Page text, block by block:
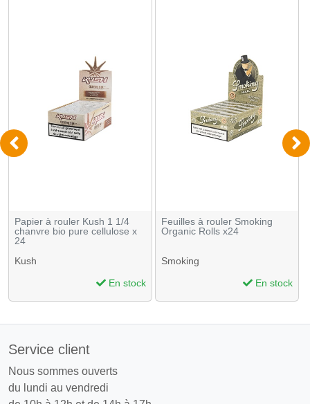
Papier à rouler Kush 1 1/4
chanvre bio pure cellulose x
24
Kush
En stock
Feuilles à rouler Smoking
Organic Rolls x24
Smoking
En stock
Service client
Nous sommes ouverts
du lundi au vendredi